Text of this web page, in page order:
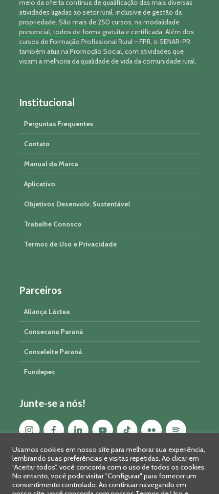
meio da oferta contínua de qualificação das mais diversas
atividades ligadas ao setor rural, inclusive de gestão da
propriedade. São mais de 250 cursos, na modalidade
presencial, todos de forma gratuita e certificada. Além dos
cursos de Formação Profissional Rural – FPR, o SENAR-PR
também atua na Promoção Social, com atividades que
visam a melhoria da qualidade de vida da comunidade rural.
Institucional
Perguntas Frequentes
Contato
Manual da Marca
Aplicativo
Objetivos Desenvolv. Sustentável
Trabalhe Conosco
Termos de Uso e Privacidade
Parceiros
Aliança Láctea
Consecana Paraná
Conseleite Paraná
Fundepec
Junte-se a nós!
Usamos cookies em nosso site para melhorar sua experiência,
lembrando suas preferências e visitas repetidas. Ao clicar em
“Aceitar todos”, você concorda com o uso de todos os cookies.
No entanto, você pode visitar "Configurar" para fornecer um
consentimento controlado. Ao continuar navegando em